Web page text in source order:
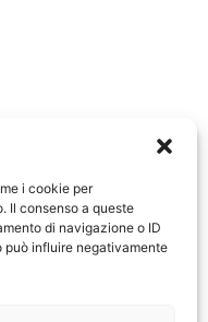
i cookie per
Il consenso a queste
di navigazione o ID
può influire negativamente